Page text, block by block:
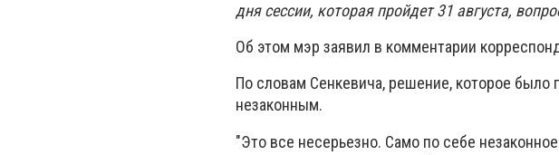
дня сессии, которая пройдет 31 августа,
Об этом мэр заявил в комментарии
По словам Сенкевича, решение, которое
незаконным.
"Это все несерьезно. Само по себе